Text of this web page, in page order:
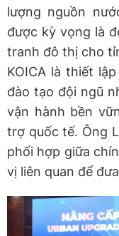
lượng nguồn
được kỳ vọng là
tranh đô thị cho
KOICA là thiết
đào tạo đội ngũ
vận hành bền
trợ quốc tế. Ông
phối hợp giữa
vị liên quan để